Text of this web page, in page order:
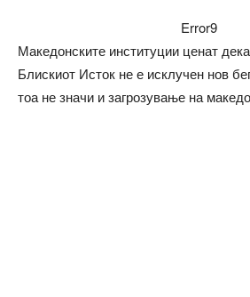
Error9
Македонските институции ценат
Блискиот Исток не е исклучен нов
тоа не значи и загрозување на